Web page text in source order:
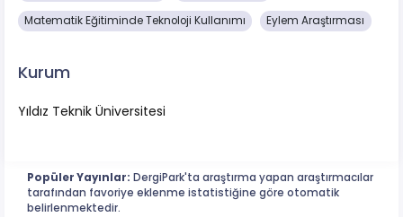
Matematik Eğitiminde Teknoloji Kullanımı Eylem Araştırması
Kurum
Yıldız Teknik Üniversitesi
Popüler Yayınlar: DergiPark'ta araştırma yapan araştırmacılar
tarafından favoriye eklenme istatistiğine göre otomatik
belirlenmektedir.